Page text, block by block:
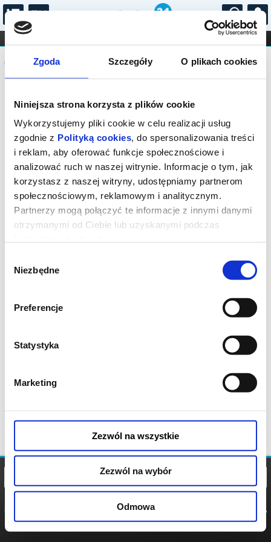
Zgoda Szczegóły O plikach cookies
Niniejsza strona korzysta z plików cookie
Wykorzystujemy pliki cookie w celu realizacji usług
zgodnie z Polityką cookies, do spersonalizowania treści
i reklam, aby oferować funkcje społecznościowe i
analizować ruch w naszej witrynie. Informacje o tym, jak
korzystasz z naszej witryny, udostępniamy partnerom
społecznościowym, reklamowym i analitycznym.
Partnerzy mogą połączyć te informacje z innymi danymi
otrzymanymi od Ciebie lub uzyskanymi podczas
zgody
Niezbędne
Preferencje
Statystyka
Marketing
Zezwól na wszystkie
Zezwól na wybór
Odmowa
...
FILHARMONIA OPERA I BALET
STAND-UP
DLA DZIECI
Komunikat
Sprzedaż biletów on-line na wydarzenie
została zakończona.
POLITYKA
POLITYKA